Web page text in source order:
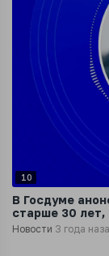
10
В Госдуме
старше 30
Новости 3 года